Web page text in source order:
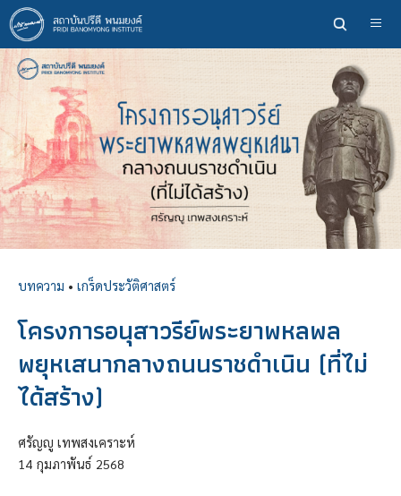
ข้าม
ไป
ยัง
เนื้อหา
หลัก
บทความ • เกร็ดประวัติศาสตร์
โครงการอนุสาวรีย์พระยาพหลพล
พยุหเสนากลางถนนราชดำเนิน (ที่ไม่
ได้สร้าง)
ศรัญญู เทพสงเคราะห์
14 กุมภาพันธ์ 2568